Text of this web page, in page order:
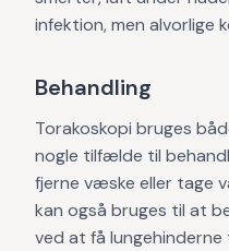
infektion, men alvorlige
Behandling
Torakoskopi bruges
nogle tilfælde til
fjerne væske eller tage
kan også bruges til at
ved at få lungehinderne